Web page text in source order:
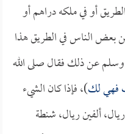
أو في ملكه دراهم أو
بعض الناس في الطريق هذا
وسلم عن ذلك فقال صلى الله
فهي لك)، فإذا كان الشيء
ألفين ريال، شنطة